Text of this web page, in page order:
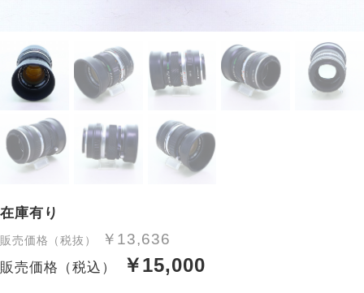
在庫有り
販売価格（税抜） ￥13,636
販売価格（税込） ￥15,000